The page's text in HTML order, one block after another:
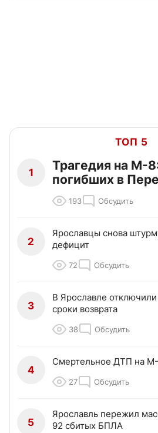
ТОП 5
1
Трагедия на М-
погибших в
193 Обсудить
2
Ярославцы снова
дефицит
72 Обсудить
3
В Ярославле
сроки возврата
38 Обсудить
4
Смертельное ДТП на
27 Обсудить
5
Ярославль пережил
92 сбитых БПЛА